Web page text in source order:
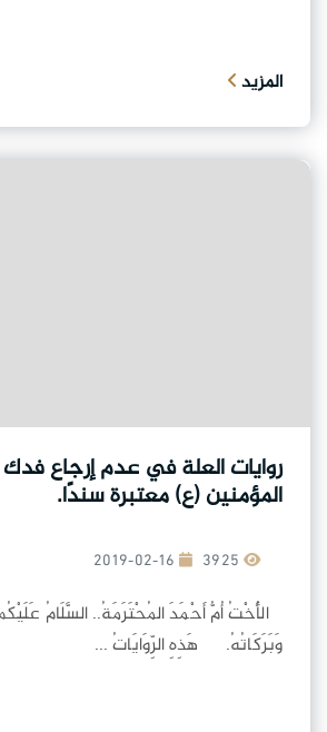
المزيد
روايات العلة في عدم إرجاع
المؤمنين (ع) معتبرة سندًا.
2019-02-16
الأُخْتُ أُمُّ أَحْمَدَ المُحْتَرَمَةُ.. السَّلَامُ
وَبَرَكَاتُهُ. هَذِهِ الرِّوَايَاتُ ...